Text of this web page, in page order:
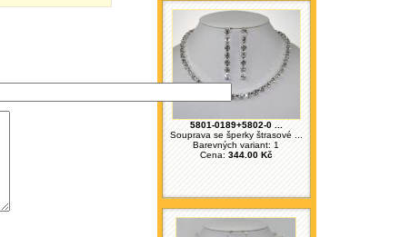
5801-0189+5802-0 ...
Souprava se šperky štrasové ...
Barevných variant: 1
Cena: 344.00 Kč